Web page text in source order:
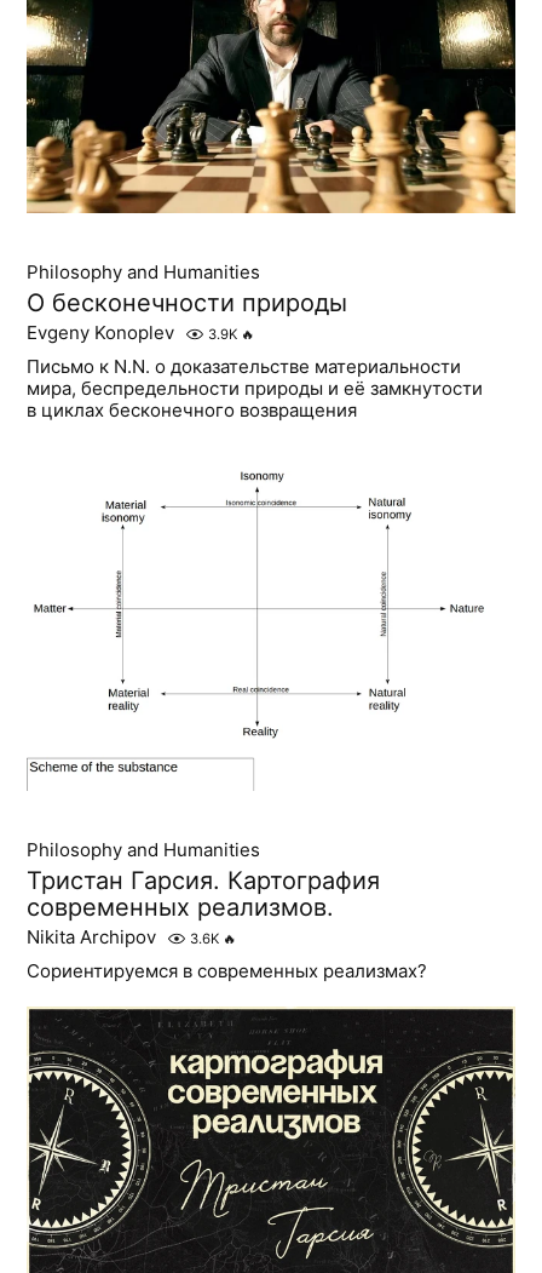
Philosophy and Humanities
О бесконечности природы
Evgeny Konoplev 3.9K 🔥
Письмо к N.N. о доказательстве материальности
мира, беспредельности природы и её замкнутости
в циклах бесконечного возвращения
Philosophy and Humanities
Тристан Гарсия. Картография
современных реализмов.
Nikita Archipov 3.6K 🔥
Сориентируемся в современных реализмах?